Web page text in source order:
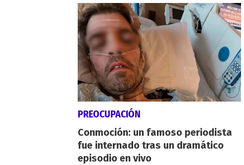
PREOCUPACIÓN
Conmoción: un famoso periodista
fue internado tras un dramático
episodio en vivo